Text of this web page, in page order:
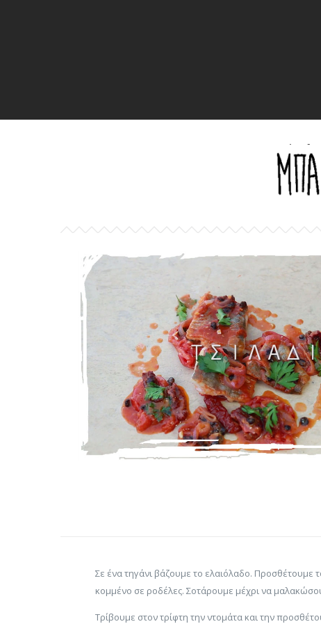
Σε ένα τηγάνι βάζουμε το ελαιόλαδο. Προσθέτουμε
κομμένο σε ροδέλες. Σοτάρουμε μέχρι να
Τρίβουμε στον τρίφτη την ντομάτα και την